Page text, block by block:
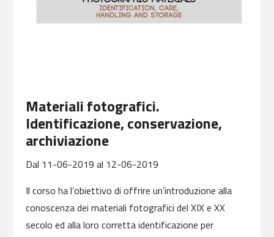
Materiali fotografici.
Identificazione, conservazione,
archiviazione
Dal 11-06-2019 al 12-06-2019
Il corso ha l’obiettivo di offrire un’introduzione alla
conoscenza dei materiali fotografici del XIX e XX
secolo ed alla loro corretta identificazione per